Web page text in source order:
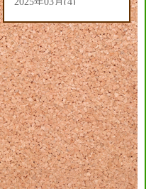
2025年02月(5)
2025年01月(3)
2024年12月(3)
2024年11月(4)
2024年10月(14)
2024年09月(14)
2024年08月(7)